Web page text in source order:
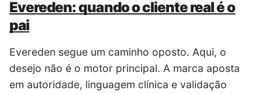
Evereden: quando o cliente real é o
pai
Evereden segue um caminho oposto. Aqui, o
desejo não é o motor principal. A marca aposta
em autoridade, linguagem clínica e validação